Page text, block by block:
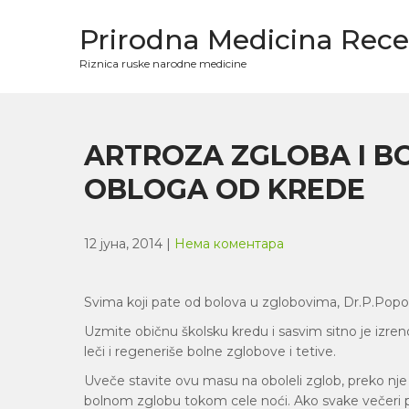
Prirodna Medicina
Riznica ruske narodne medicine
ARTROZA ZGLOBA I
OBLOGA OD KREDE
12 јуна, 2014 | Нема коментара
Svima koji pate od bolova u zglobovima,
Uzmite običnu školsku kredu i sasvim sitno je
leči i regeneriše bolne zglobove i tetive.
Uveče stavite ovu masu na oboleli zglob, preko
bolnom zglobu tokom cele noći. Ako svake večeri